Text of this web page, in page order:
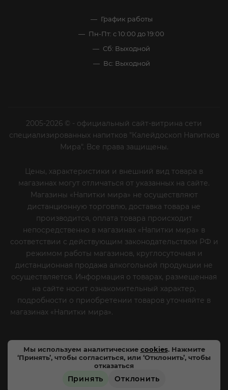
Мы используем аналитические cookies. Нажмите
‘Принять’, чтобы согласиться, или ‘Отклонить’, чтобы
отказаться
Принять Отклонить
График работы
Пн-Пт: с 10:00 до 19:00
Сб: Выходной
Вс: Выходной
2005-2026 © - официальный сайт-витрина сети
специализированных напитков "Калейдоскоп Напитков
Мира". Все права защищены.
Цены, характеристики и внешний вид товара в
магазинах могут отличаться от указанных на сайте.
Магазины «Напитки мира» не осуществляют
дистанционную торговлю, доставка товара не
производится, оплата товара происходит
непосредственно в магазинах «Напитки мира» в
соответствии с действующим законодательством РФ и
режимом работы магазинов, круглосуточная и
дистанционная продажа алкогольной продукции не
осуществляется. Информация о товарах, размещенная
на сайте носит ознакомительный характер,
подробности о приобретении товаров уточняйте в
магазинах «Напитки мира».